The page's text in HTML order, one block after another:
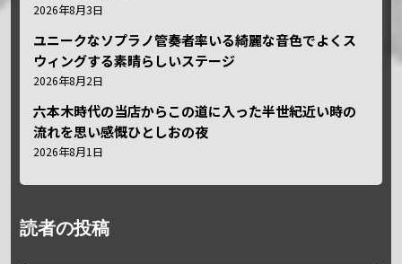
2026年8月3日
ユニークなソプラノ管奏者率いる綺麗な音色でよくス
ウィングする素晴らしいステージ
2026年8月2日
六本木時代の当店からこの道に入った半世紀近い時の
流れを思い感慨ひとしおの夜
2026年8月1日
読者の投稿